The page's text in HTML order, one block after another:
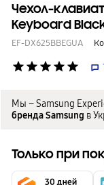
Чехол-
Keyboard Black
EF-DX625BBEGUA
star star star star star
Мы – Samsung
бренда Samsung в
Только при